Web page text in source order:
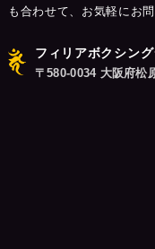
も合わせて、お気軽にお
フィリアボクシン
〒580-0034 大阪府松